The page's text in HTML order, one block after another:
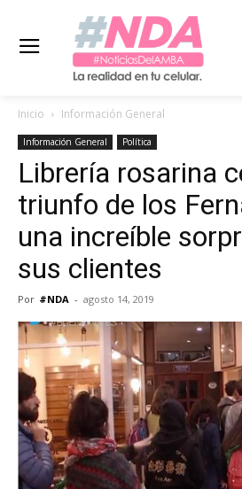
Inicio Información General
Información General Política
Librería rosarina
triunfo de los
una increíble
sus clientes
Por #NDA - agosto 14, 2019